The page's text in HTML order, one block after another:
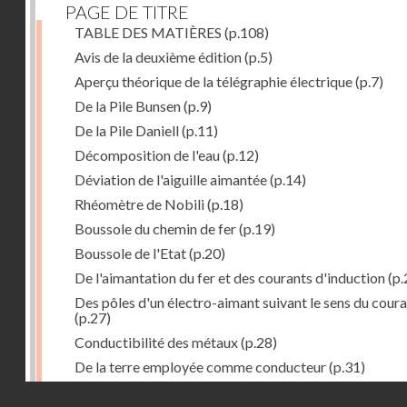
PAGE DE TITRE
TABLE DES MATIÈRES (p.108)
Avis de la deuxième édition(p.5)
Aperçu théorique de la télégraphie électrique(p.7)
De la Pile Bunsen(p.9)
De la Pile Daniell(p.11)
Décomposition de l'eau(p.12)
Déviation de l'aiguille aimantée(p.14)
Rhéomètre de Nobili(p.18)
Boussole du chemin de fer(p.19)
Boussole de l'Etat(p.20)
De l'aimantation du fer et des courants d'induction
Des pôles d'un électro-aimant suivant le sens du
(p.27)
Conductibilité des métaux(p.28)
De la terre employée comme conducteur(p.31)